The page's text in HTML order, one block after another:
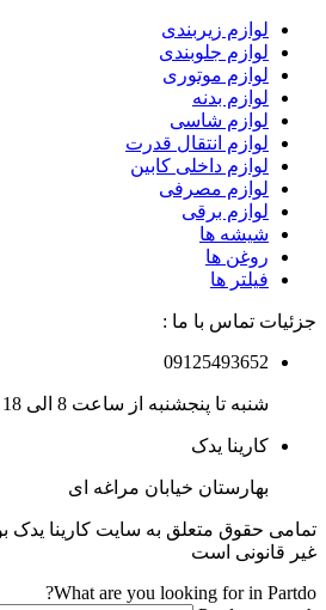
لوازم زیربندی
لوازم جلوبندی
لوازم موتوری
لوازم بدنه
لوازم شاسی
لوازم انتقال قدرت
لوازم داخلی کابین
لوازم مصرفی
لوازم برقی
شیشه ها
روغن ها
فیلتر ها
جزئیات تماس با ما :
09125493652
شنبه تا پنجشنبه از ساعت 8 الی 18
کارینا یدک
بهارستان خیابان مراغه ای
تمامی حقوق متعلق به سایت کارینا یدک
غیر قانونی است
What are you looking for in Partdo?